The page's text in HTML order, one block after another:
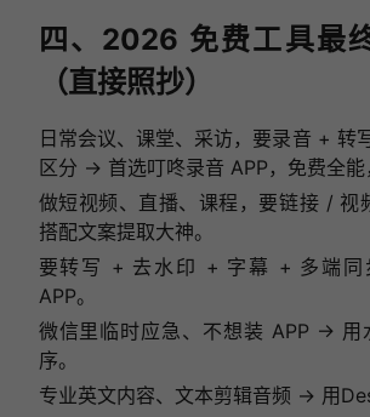
四、2026 免费工具最
（直接照抄）
日常会议、课堂、采访，要录音 + 转
区分 → 首选叮咚录音 APP，免费全能
做短视频、直播、课程，要链接 /
搭配文案提取大神。
要转写 + 去水印 + 字幕 + 多端
APP。
微信里临时应急、不想装 APP → 用
序。
专业英文内容、文本剪辑音频 → 用